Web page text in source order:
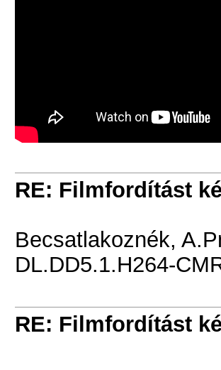
RE: Filmfordítást
Becsatlakoznék,
DL.DD5.1.H264-
RE: Filmfordítást